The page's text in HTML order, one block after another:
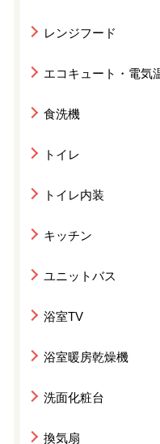
レンジフード
エコキュート・電気
食洗機
トイレ
トイレ内装
キッチン
ユニットバス
浴室TV
浴室暖房乾燥機
洗面化粧台
換気扇